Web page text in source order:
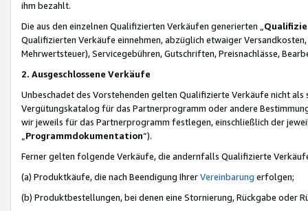
ihm bezahlt.
Die aus den einzelnen Qualifizierten Verkäufen generierten „
Qualifizierten Verkäufe einnehmen, abzüglich etwaiger
Mehrwertsteuer), Servicegebühren, Gutschriften, Preisnachlässe,
2. Ausgeschlossene Verkäufe
Unbeschadet des Vorstehenden gelten Qualifizierte Verkäufe nicht
Vergütungskatalog für das Partnerprogramm oder andere
wir jeweils für das Partnerprogramm festlegen, einschließlich der
Programmdokumentation“).
Ferner gelten folgende Verkäufe, die andernfalls Qualifizierte
(a) Produktkäufe, die nach Beendigung IhrerVereinbarung erfolgen;
(b) Produktbestellungen, bei denen eine Stornierung, Rückgabe oder